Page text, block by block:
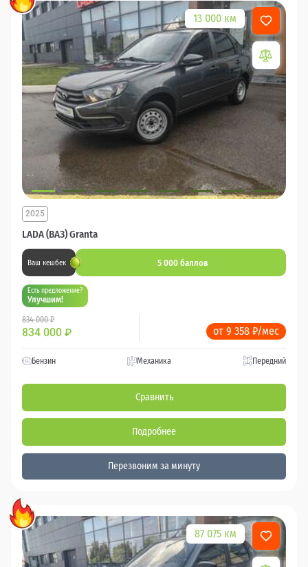
13 000 км
LADA (ВАЗ) Granta
2025
Ваш кешбек 5 000 баллов
Есть предложение?
Улучшим!
834 000 ₽
834 000 ₽ от 9 358 ₽/мес
Бензин Механика Передний
Сравнить
Подробнее
Перезвоним за минуту
87 075 км